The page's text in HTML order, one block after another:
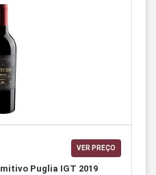
VER PREÇO
Puglia IGT 2019